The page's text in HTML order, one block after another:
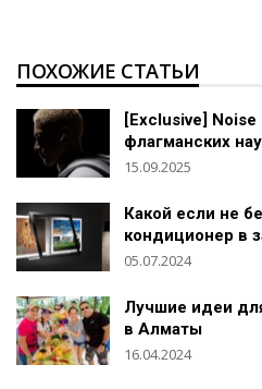
ПОХОЖИЕ СТАТЬИ
[Exclusive]
флагманских
15.09.2025
Какой если не
кондиционер в
05.07.2024
Лучшие идеи
в Алматы
16.04.2024